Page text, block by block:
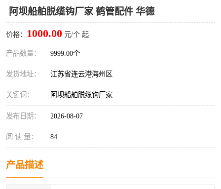
阿坝船舶脱缆钩厂家 鹤管配件 华德
价格： 1000.00 元/个 起
产品数量： 9999.00个
发货地址： 江苏省连云港海州区
关键词： 阿坝船舶脱缆钩厂家
发布日期： 2026-08-07
阅 读 量： 84
产品描述